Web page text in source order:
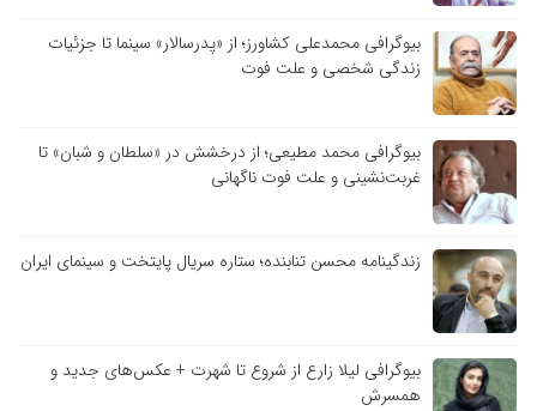
بیوگرافی محمدعلی کشاورز؛ از «پدرسالار» سینما تا جزئیات
زندگی شخصی و علت فوت
بیوگرافی محمد مطیعی؛ از درخشش در «سلطان و شبان» تا
غربت‌نشینی و علت فوت ناگهانی
زندگینامه محسن تنابنده؛ ستاره سریال پایتخت و سینمای ایران
بیوگرافی لیلا زارع از شروع تا شهرت + عکس‌های جدید و
همسرش